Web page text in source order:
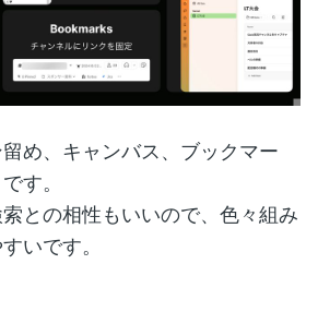
め、キャンバス、ブックマー
す。
との相性もいいので、色々組み
いです。